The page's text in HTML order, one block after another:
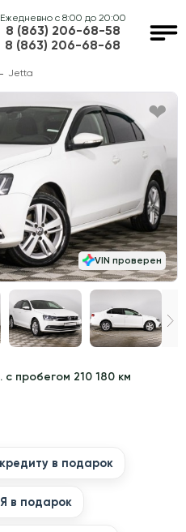
Ежедневно с 8:00 до 20:00
8 (863) 206-68-58
8 (863) 206-68-68
Jetta
с пробегом 210 180 км
в подарок
в подарок
VIN проверен